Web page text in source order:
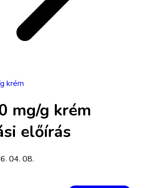
krém
mg/g krém
előírás
04. 08.